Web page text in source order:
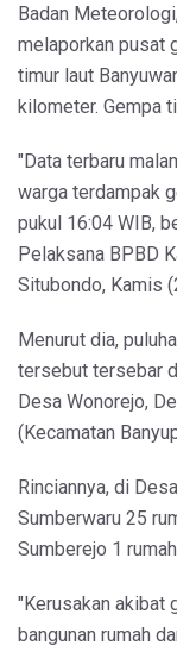
Badan
melaporkan pusat
timur laut
kilometer. Gempa
"Data terbaru
warga terdampak
pukul 16:04 WIB,
Pelaksana BPBD
Situbondo, Kamis
Menurut dia,
tersebut tersebar
Desa Wonorejo,
(Kecamatan
Rinciannya, di
Sumberwaru 25
Sumberejo 1
"Kerusakan akibat
bangunan rumah